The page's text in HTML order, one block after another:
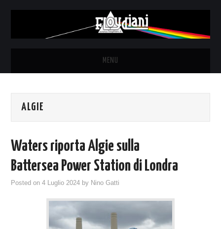
MENU
NEWS
SYD BARRETT – ALLE SOGLIE
DELL’ALBA
ALGIE
Waters riporta Algie sulla
Battersea Power Station di Londra
Posted on4 Luglio 2024 by Nino Gatti